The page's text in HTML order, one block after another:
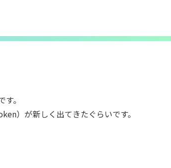
。
）が新しく出てきたぐらいです。